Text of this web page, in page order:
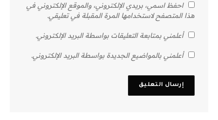
احفظ اسمي، بريدي الإلكتروني، والموقع الإلكتروني في
هذا المتصفح لاستخدامها المرة المقبلة في تعليقي.
أعلمني بمتابعة التعليقات بواسطة البريد الإلكتروني.
أعلمني بالمواضيع الجديدة بواسطة البريد الإلكتروني.